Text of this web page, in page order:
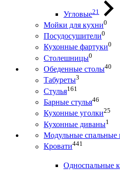
Угловые21
Мойки для кухни0
Посудосушители0
Кухонные фартуки0
Столешницы0
Обеденные столы40
Табуреты3
Стулья161
Барные стулья46
Кухонные уголки25
Кухонные диваны1
Модульные спальные
Кровати441
Односпальные